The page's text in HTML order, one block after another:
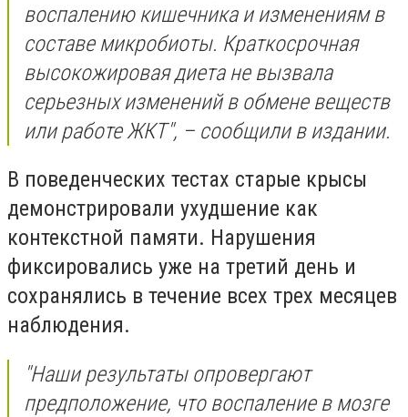
воспалению кишечника и изменениям в
составе микробиоты. Краткосрочная
высокожировая диета не вызвала
серьезных изменений в обмене веществ
или работе ЖКТ", – сообщили в издании.
В поведенческих тестах старые крысы
демонстрировали ухудшение как
контекстной памяти. Нарушения
фиксировались уже на третий день и
сохранялись в течение всех трех месяцев
наблюдения.
"Наши результаты опровергают
предположение, что воспаление в мозге